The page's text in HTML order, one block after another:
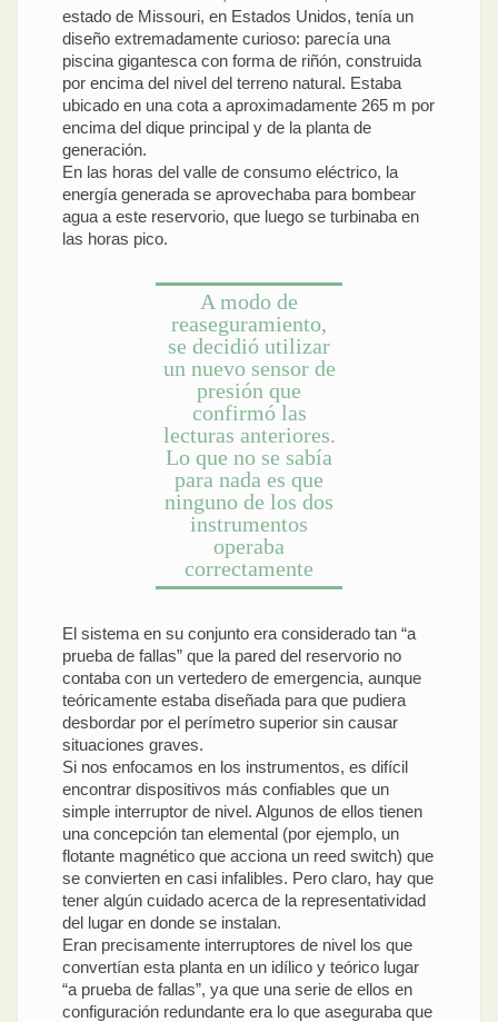
estado de Missouri, en Estados Unidos, tenía un
diseño extremadamente curioso: parecía una
piscina gigantesca con forma de riñón, construida
por encima del nivel del terreno natural. Estaba
ubicado en una cota a aproximadamente 265 m por
encima del dique principal y de la planta de
generación.
En las horas del valle de consumo eléctrico, la
energía generada se aprovechaba para bombear
agua a este reservorio, que luego se turbinaba en
las horas pico.
A modo de
reaseguramiento,
se decidió utilizar
un nuevo sensor de
presión que
confirmó las
lecturas anteriores.
Lo que no se sabía
para nada es que
ninguno de los dos
instrumentos
operaba
correctamente
El sistema en su conjunto era considerado tan “a
prueba de fallas” que la pared del reservorio no
contaba con un vertedero de emergencia, aunque
teóricamente estaba diseñada para que pudiera
desbordar por el perímetro superior sin causar
situaciones graves.
Si nos enfocamos en los instrumentos, es difícil
encontrar dispositivos más confiables que un
simple interruptor de nivel. Algunos de ellos tienen
una concepción tan elemental (por ejemplo, un
flotante magnético que acciona un reed switch) que
se convierten en casi infalibles. Pero claro, hay que
tener algún cuidado acerca de la representatividad
del lugar en donde se instalan.
Eran precisamente interruptores de nivel los que
convertían esta planta en un idílico y teórico lugar
“a prueba de fallas”, ya que una serie de ellos en
configuración redundante era lo que aseguraba que